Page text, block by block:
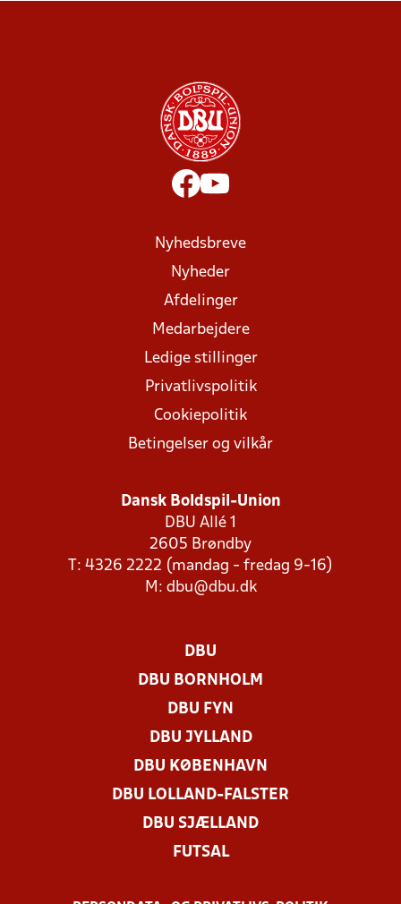
Nyhedsbreve
Nyheder
Afdelinger
Medarbejdere
Ledige stillinger
Privatlivspolitik
Cookiepolitik
Betingelser og vilkår
Dansk Boldspil-Union
DBU Allé 1
2605 Brøndby
T: 4326 2222 (mandag - fredag 9-16)
M: dbu@dbu.dk
DBU
DBU BORNHOLM
DBU FYN
DBU JYLLAND
DBU KØBENHAVN
DBU LOLLAND-FALSTER
DBU SJÆLLAND
FUTSAL